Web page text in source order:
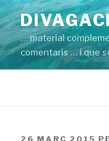
Vés
al
contingut
… material
comentaris … i que
PUBLICAT
26 MARÇ 2015